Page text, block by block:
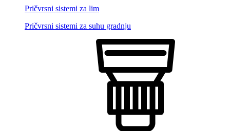
Pričvrsni sistemi za lim
Pričvrsni sistemi za suhu gradnju